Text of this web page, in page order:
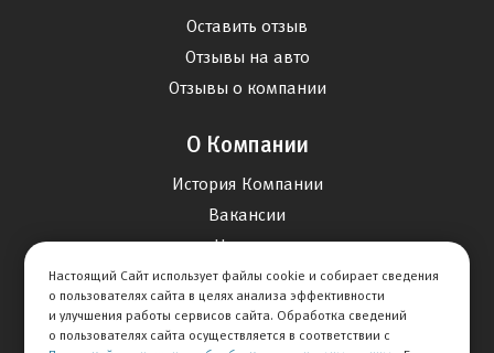
Оставить отзыв
Отзывы на авто
Отзывы о компании
О Компании
История Компании
Вакансии
Новости
Карта сайта
Настоящий Сайт использует файлы cookie и собирает сведения
о пользователях сайта в целях анализа эффективности
и улучшения работы сервисов сайта. Обработка сведений
о пользователях сайта осуществляется в соответствии с